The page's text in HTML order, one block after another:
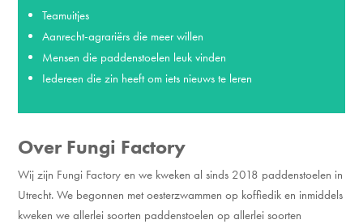
Teamuitjes
Aanrecht-agrariërs die meer willen
Mensen die paddenstoelen leuk vinden
Iedereen die zin heeft om iets nieuws te leren
Over Fungi Factory
Wij zijn Fungi Factory en we kweken al sinds 2018 paddenstoelen in
Utrecht. We begonnen met oesterzwammen op koffiedik en inmiddels
kweken we allerlei soorten paddenstoelen op allerlei soorten